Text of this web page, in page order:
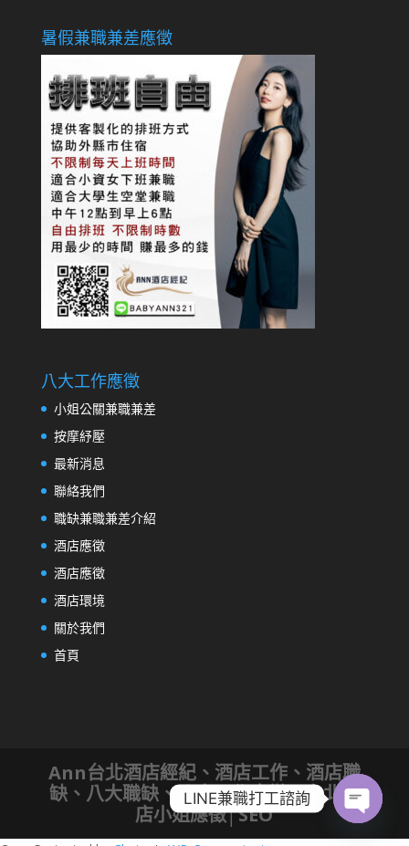
暑假兼職兼差應徵
八大工作應徵
小姐公關兼職兼差
按摩紓壓
最新消息
聯絡我們
職缺兼職兼差介紹
酒店應徵
酒店應徵
酒店環境
關於我們
首頁
Ann台北酒店經紀、酒店工作、酒店職
缺、八大職缺、八大工作應徵，台北酒
店小姐應徵│SEO
LINE兼職打工諮詢